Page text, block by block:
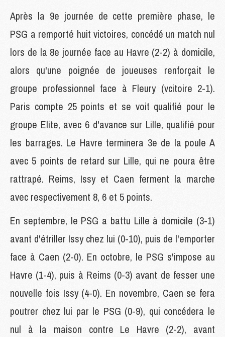
Après la 9e journée de cette première phase, le
PSG a remporté huit victoires, concédé un match nul
lors de la 8e journée face au Havre (2-2) à domicile,
alors qu'une poignée de joueuses renforçait le
groupe professionnel face à Fleury (vcitoire 2-1).
Paris compte 25 points et se voit qualifié pour le
groupe Elite, avec 6 d'avance sur Lille, qualifié pour
les barrages. Le Havre terminera 3e de la poule A
avec 5 points de retard sur Lille, qui ne poura être
rattrapé. Reims, Issy et Caen ferment la marche
avec respectivement 8, 6 et 5 points.
En septembre, le PSG a battu Lille à domicile (3-1)
avant d'étriller Issy chez lui (0-10), puis de l'emporter
face à Caen (2-0). En octobre, le PSG s'impose au
Havre (1-4), puis à Reims (0-3) avant de fesser une
nouvelle fois Issy (4-0). En novembre, Caen se fera
poutrer chez lui par le PSG (0-9), qui concédera le
nul à la maison contre Le Havre (2-2), avant